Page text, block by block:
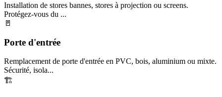
Installation de stores bannes, stores à projection ou screens.
Protégez-vous du ...
🚪
Porte d'entrée
Remplacement de porte d'entrée en PVC, bois, aluminium ou mixte.
Sécurité, isola...
🏗️